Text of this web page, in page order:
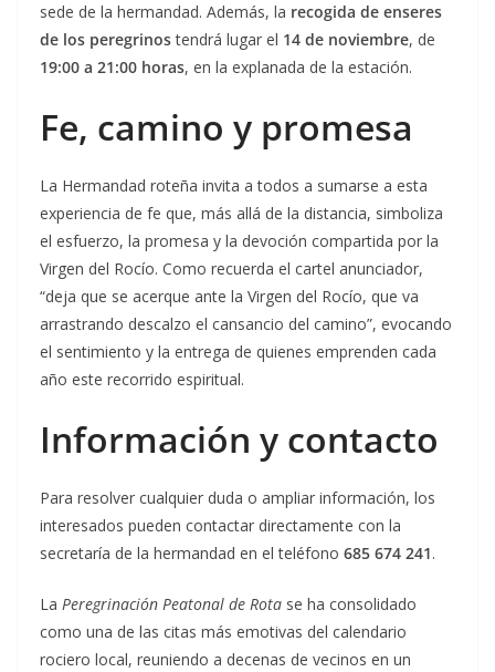
sede de la hermandad. Además, la recogida de enseres
de los peregrinostendrá lugar el 14 de noviembre, de
19:00 a 21:00 horas, en la explanada de la estación.
Fe, camino y promesa
La Hermandad roteña invita a todos a sumarse a esta
experiencia de fe que, más allá de la distancia, simboliza
el esfuerzo, la promesa y la devoción compartida por la
Virgen del Rocío. Como recuerda el cartel anunciador,
“deja que se acerque ante la Virgen del Rocío, que va
arrastrando descalzo el cansancio del camino”, evocando
el sentimiento y la entrega de quienes emprenden cada
año este recorrido espiritual.
Información y contacto
Para resolver cualquier duda o ampliar información, los
interesados pueden contactar directamente con la
secretaría de la hermandad en el teléfono 685 674 241.
La Peregrinación Peatonal de Rota se ha consolidado
como una de las citas más emotivas del calendario
rociero local, reuniendo a decenas de vecinos en un